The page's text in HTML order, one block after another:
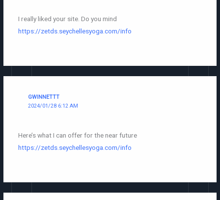
I really liked your site. Do you mind
https://zetds.seychellesyoga.com/info
GWINNETTT
2024/01/28 6:12 AM
Here’s what I can offer for the near future
https://zetds.seychellesyoga.com/info